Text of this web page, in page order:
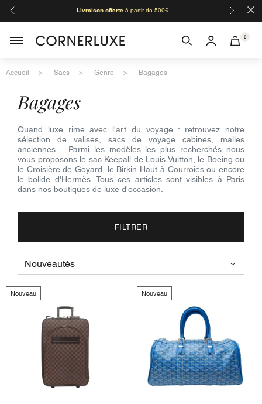
Livraison offerteà partir de 500€ ×
0
Accueil Sacs Genre Bagages
bagages
Quand luxe rime avec l'art du voyage : retrouvez notre
sélection de valises, sacs de voyage cabines, malles
anciennes… Parmi les modèles les plus recherchés nous
vous proposons le sac Keepall de Louis Vuitton, le Boeing ou
le Croisière de Goyard, le Birkin Haut à Courroies ou encore
le bolide d'Hermès. Tous ces articles sont visibles à Paris
dans nos boutiques de luxe d'occasion.
FILTRER
Nouveau Nouveau